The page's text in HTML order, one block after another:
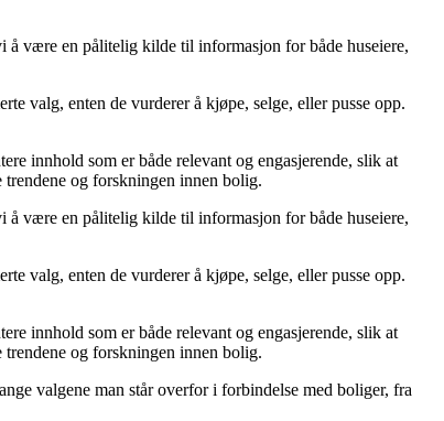
å være en pålitelig kilde til informasjon for både huseiere,
valg, enten de vurderer å kjøpe, selge, eller pusse opp.
innhold som er både relevant og engasjerende, slik at
trendene og forskningen innen bolig.
å være en pålitelig kilde til informasjon for både huseiere,
valg, enten de vurderer å kjøpe, selge, eller pusse opp.
innhold som er både relevant og engasjerende, slik at
trendene og forskningen innen bolig.
valgene man står overfor i forbindelse med boliger, fra